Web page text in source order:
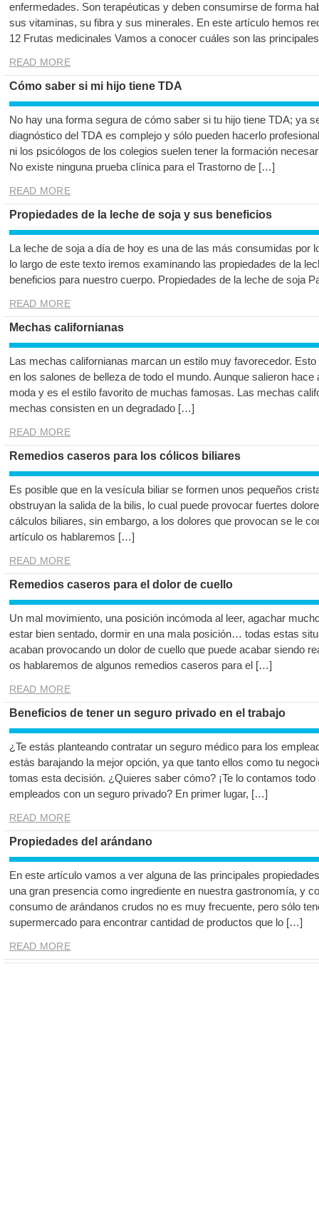
enfermedades. Son terapéuticas y deben consumirse de forma
sus vitaminas, su fibra y sus minerales. En este artículo hemos
12 Frutas medicinales Vamos a conocer cuáles son las
READ MORE
Cómo saber si mi hijo tiene TDA
No hay una forma segura de cómo saber si tu hijo tiene TDA; ya
diagnóstico del TDA es complejo y sólo pueden hacerlo
ni los psicólogos de los colegios suelen tener la formación
No existe ninguna prueba clínica para el Trastorno de […]
READ MORE
Propiedades de la leche de soja y sus beneficios
La leche de soja a día de hoy es una de las más consumidas por
lo largo de este texto iremos examinando las propiedades de la
beneficios para nuestro cuerpo. Propiedades de la leche de soja
READ MORE
Mechas californianas
Las mechas californianas marcan un estilo muy favorecedor.
en los salones de belleza de todo el mundo. Aunque salieron
moda y es el estilo favorito de muchas famosas. Las mechas
mechas consisten en un degradado […]
READ MORE
Remedios caseros para los cólicos biliares
Es posible que en la vesícula biliar se formen unos pequeños
obstruyan la salida de la bilis, lo cual puede provocar fuertes
cálculos biliares, sin embargo, a los dolores que provocan se le
artículo os hablaremos […]
READ MORE
Remedios caseros para el dolor de cuello
Un mal movimiento, una posición incómoda al leer, agachar
estar bien sentado, dormir en una mala posición… todas estas
acaban provocando un dolor de cuello que puede acabar siendo
os hablaremos de algunos remedios caseros para el […]
READ MORE
Beneficios de tener un seguro privado en el trabajo
¿Te estás planteando contratar un seguro médico para los
estás barajando la mejor opción, ya que tanto ellos como tu
tomas esta decisión. ¿Quieres saber cómo? ¡Te lo contamos
empleados con un seguro privado? En primer lugar, […]
READ MORE
Propiedades del arándano
En este artículo vamos a ver alguna de las principales
una gran presencia como ingrediente en nuestra gastronomía, y
consumo de arándanos crudos no es muy frecuente, pero sólo
supermercado para encontrar cantidad de productos que lo […]
READ MORE